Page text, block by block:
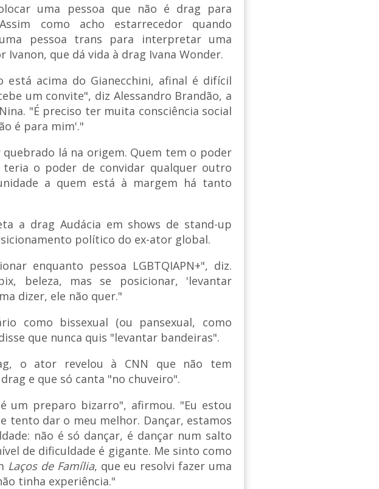
uma pessoa que não é drag para
como acho estarrecedor quando
pessoa trans para interpretar uma
que dá vida à drag Ivana Wonder.
está acima do Gianecchini, afinal é difícil
um convite", diz Alessandro Brandão, a
"É preciso ter muita consciência social
é para mim'."
quebrado lá na origem. Quem tem o poder
teria o poder de convidar qualquer outro
a quem está à margem há tanto
a drag Audácia em shows de stand-up
político do ex-ator global.
enquanto pessoa LGBTQIAPN+", diz.
beleza, mas se posicionar, 'levantar
dizer, ele não quer."
como bissexual (ou pansexual, como
que nunca quis "levantar bandeiras".
o ator revelou à CNN que não tem
e que só canta "no chuveiro".
um preparo bizarro", afirmou. "Eu estou
tento dar o meu melhor. Dançar, estamos
não é só dançar, é dançar num salto
de dificuldade é gigante. Me sinto como
Laços de Família, que eu resolvi fazer uma
tinha experiência."